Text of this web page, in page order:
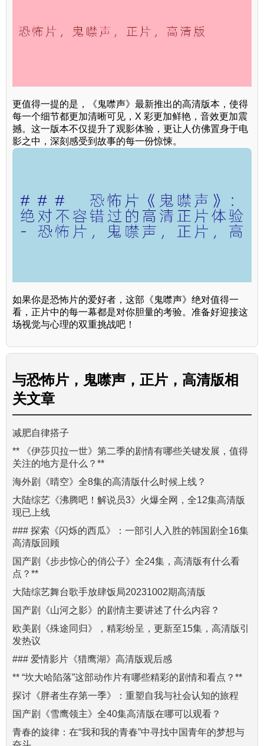
更值得一提的是，《鬼噤声》最新推出的高清版本，使得
每一个细节都更加清晰可见，X 彩更加鲜艳，音效更加震
撼。这一版本不仅提升了观影体验，更让人仿佛置身于电
影之中，深刻感受到故事的每一份惊悚。
如果你是恐怖片的爱好者，这部《鬼噤声》绝对值得一
看，正片中的每一幕都是对你胆量的考验。准备好迎接这
场视觉与心理的双重挑战吧！
与恐怖片，鬼噤声，正片，高清版相
关文章
减肥自律搭子
** 《伊莎贝拉一世》第二季的剧情有哪些关键发展，值得
关注的地方是什么？**
海外剧《晴空》全8集的高清版什么时候上线？
大陆综艺《沸腾吧！解说员3》火爆全网，全12集高清版
现已上线
### 探索《闪烁的西瓜》：一部引人入胜的韩国剧全16集
高清版回顾
国产剧《步步惊心的俏公子》全24集，高清版有什么看
点？**
大陆综艺舞台歌手放肆饭局20231002期高清版
国产剧《山河之影》的剧情主要讲述了什么内容？
欧美剧《殊途同归》，精彩纷呈，更新至15集，高清版引
发热议
### 爱情影片《猎鹰湖》高清版观后感
** “坎大哈陷落”这部动作片有哪些精彩的剧情和看点？**
探讨《胖者生存第一季》：重塑自我与社会认知的旅程
国产剧《雪鹰领主》全40集高清版在哪可以观看？
青春的旋律：在“我和我的青春”中寻找中国青年的梦想与